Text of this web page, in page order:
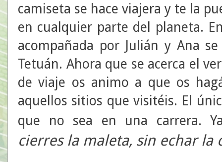
camiseta se hace viajera y te la
en cualquier parte del planeta.
acompañada por Julián y Ana
Tetuán. Ahora que se acerca el
de viaje os animo a que os
aquellos sitios que visitéis. El
que no sea en una carrera.
cierres la maleta, sin echar la